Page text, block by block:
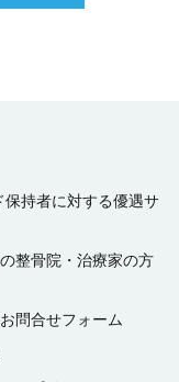
保持者に対する優遇サ
整⾻院・治療家の⽅
問合せフォーム